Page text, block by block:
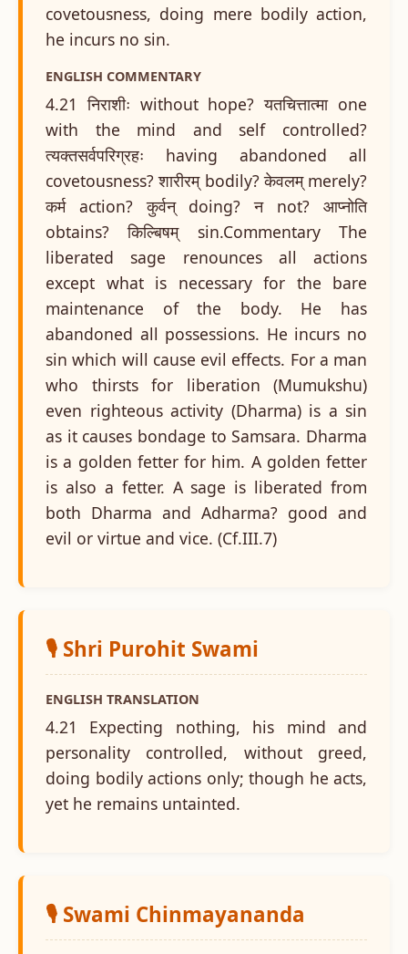
covetousness, doing mere bodily action,
he incurs no sin.
ENGLISH COMMENTARY
4.21 निराशीः without hope? यतचित्तात्मा one
with the mind and self controlled?
त्यक्तसर्वपरिग्रहः having abandoned all
covetousness? शारीरम् bodily? केवलम् merely?
कर्म action? कुर्वन् doing? न not? आप्नोति
obtains? किल्बिषम् sin.Commentary The
liberated sage renounces all actions
except what is necessary for the bare
maintenance of the body. He has
abandoned all possessions. He incurs no
sin which will cause evil effects. For a man
who thirsts for liberation (Mumukshu)
even righteous activity (Dharma) is a sin
as it causes bondage to Samsara. Dharma
is a golden fetter for him. A golden fetter
is also a fetter. A sage is liberated from
both Dharma and Adharma? good and
evil or virtue and vice. (Cf.III.7)
🎙️ Shri Purohit Swami
ENGLISH TRANSLATION
4.21 Expecting nothing, his mind and
personality controlled, without greed,
doing bodily actions only; though he acts,
yet he remains untainted.
🎙️ Swami Chinmayananda